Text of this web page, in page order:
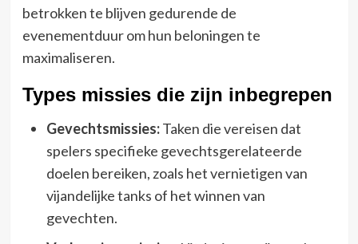
betrokken te blijven gedurende de
evenementduur om hun beloningen te
maximaliseren.
Types missies die zijn inbegrepen
Gevechtsmissies:Taken die vereisen dat
spelers specifieke gevechtsgerelateerde
doelen bereiken, zoals het vernietigen van
vijandelijke tanks of het winnen van
gevechten.